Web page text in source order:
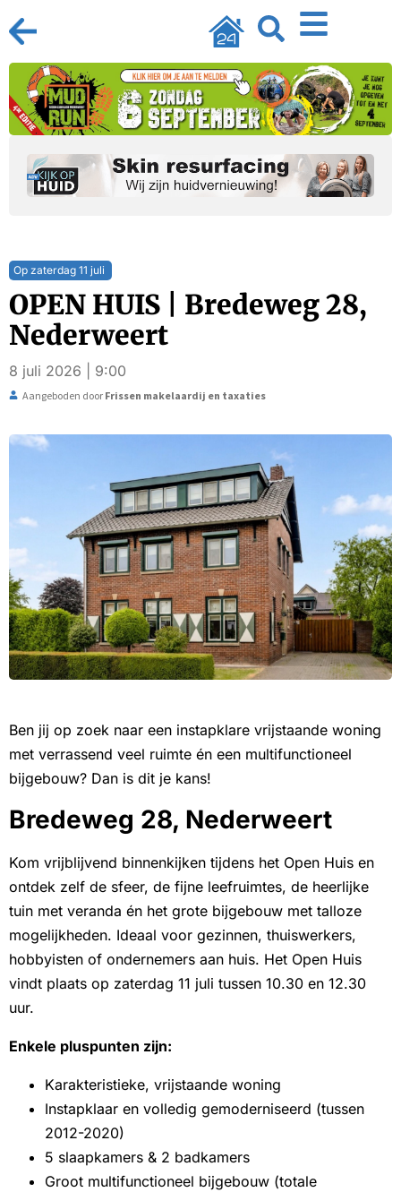
Op zaterdag 11 juli
OPEN HUIS | Bredeweg 28,
Nederweert
8 juli 2026 | 9:00
Aangeboden door Frissen makelaardij en taxaties
Ben jij op zoek naar een instapklare vrijstaande woning
met verrassend veel ruimte én een multifunctioneel
bijgebouw? Dan is dit je kans!
Bredeweg 28, Nederweert
Kom vrijblijvend binnenkijken tijdens het Open Huis en
ontdek zelf de sfeer, de fijne leefruimtes, de heerlijke
tuin met veranda én het grote bijgebouw met talloze
mogelijkheden. Ideaal voor gezinnen, thuiswerkers,
hobbyisten of ondernemers aan huis. Het Open Huis
vindt plaats op zaterdag 11 juli tussen 10.30 en 12.30
uur.
Enkele pluspunten zijn:
Karakteristieke, vrijstaande woning
Instapklaar en volledig gemoderniseerd (tussen
2012-2020)
5 slaapkamers & 2 badkamers
Groot multifunctioneel bijgebouw (totale